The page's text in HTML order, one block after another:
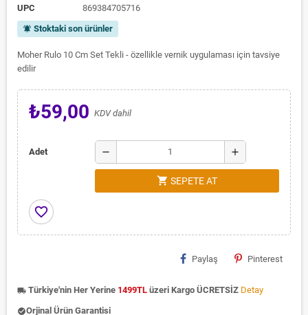
UPC
869384705716
notifications_active Stoktaki son ürünler
Moher Rulo 10 Cm Set Tekli - özellikle vernik uygulaması için tavsiye
edilir
₺59,00 KDV dahil
Adet remove add
shopping_cart SEPETE AT
favorite_border
Paylaş Pinterest
local_shipping Türkiye'nin Her Yerine 1499TL üzeri Kargo ÜCRETSİZ Detay
check_circleOrjinal Ürün Garantisi